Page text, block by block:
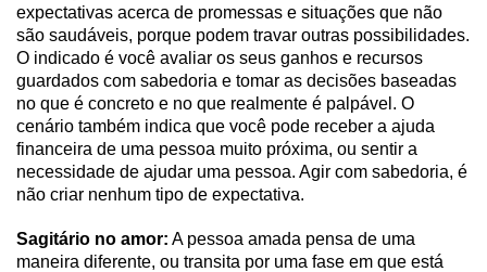
expectativas acerca de promessas e situações que não
são saudáveis, porque podem travar outras possibilidades.
O indicado é você avaliar os seus ganhos e recursos
guardados com sabedoria e tomar as decisões baseadas
no que é concreto e no que realmente é palpável. O
cenário também indica que você pode receber a ajuda
financeira de uma pessoa muito próxima, ou sentir a
necessidade de ajudar uma pessoa. Agir com sabedoria, é
não criar nenhum tipo de expectativa.
Sagitário no amor: A pessoa amada pensa de uma
maneira diferente, ou transita por uma fase em que está